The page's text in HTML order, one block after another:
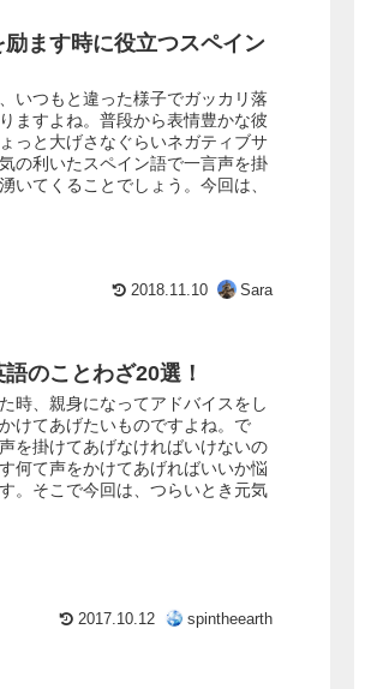
ます時に役立つスペイン
いつもと違った様子でガッカリ落
ますよね。普段から表情豊かな彼
っと大げさなぐらいネガティブサ
の利いたスペイン語で一言声を掛
いてくることでしょう。今回は、
2018.11.10 Sara
のことわざ20選！
時、親身になってアドバイスをし
けてあげたいものですよね。で
を掛けてあげなければいけないの
何て声をかけてあげればいいか悩
。そこで今回は、つらいとき元気
2017.10.12 spintheearth